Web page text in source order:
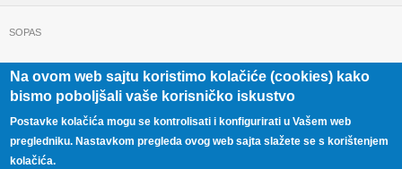
SOPAS
+381 11 322 22 32 Beograd, Beogradska 71
Na ovom web sajtu koristimo kolačiće (cookies) kako
bismo poboljšali vaše korisničko iskustvo
Postavke kolačića mogu se kontrolisati i konfigurirati u Vašem web
pregledniku. Nastavkom pregleda ovog web sajta slažete se s korištenjem
kolačića.